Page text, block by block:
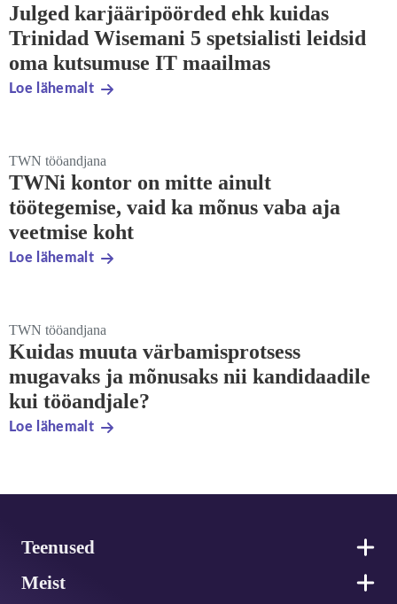
Julged karjääripöörded ehk kuidas
Trinidad Wisemani 5 spetsialisti leidsid
oma kutsumuse IT maailmas
Loe lähemalt
TWN tööandjana
TWNi kontor on mitte ainult
töötegemise, vaid ka mõnus vaba aja
veetmise koht
Loe lähemalt
TWN tööandjana
Kuidas muuta värbamisprotsess
mugavaks ja mõnusaks nii kandidaadile
kui tööandjale?
Loe lähemalt
Teenused
Meist